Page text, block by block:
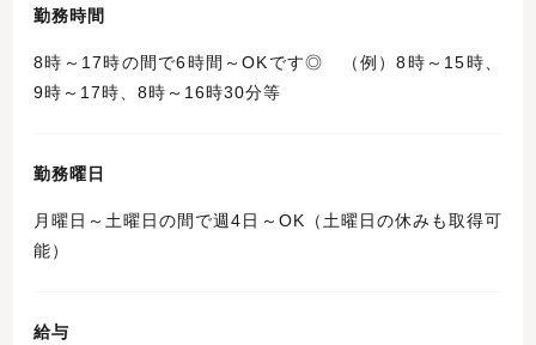
勤務時間
8時～17時の間で6時間～OKです◎ （例）8時～15時、
9時～17時、8時～16時30分等
勤務曜日
月曜日～土曜日の間で週4日～OK（土曜日の休みも取得可
能）
給与